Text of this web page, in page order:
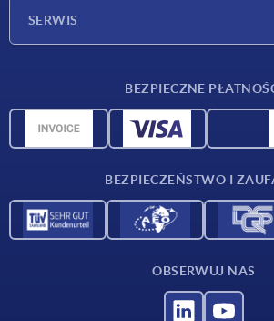
SERWIS
Dane CAD
BEZPIECZNE
BEZPIECZEŃSTWO I
OBSERWUJ NAS